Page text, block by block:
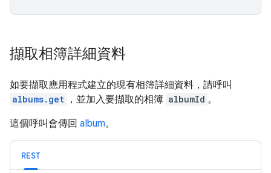
擷取相簿詳細資料
如要擷取應用程式建立的現有相簿詳細資料，請呼叫
albums.get ，並加入要擷取的相簿 albumId 。
這個呼叫會傳回 album。
REST